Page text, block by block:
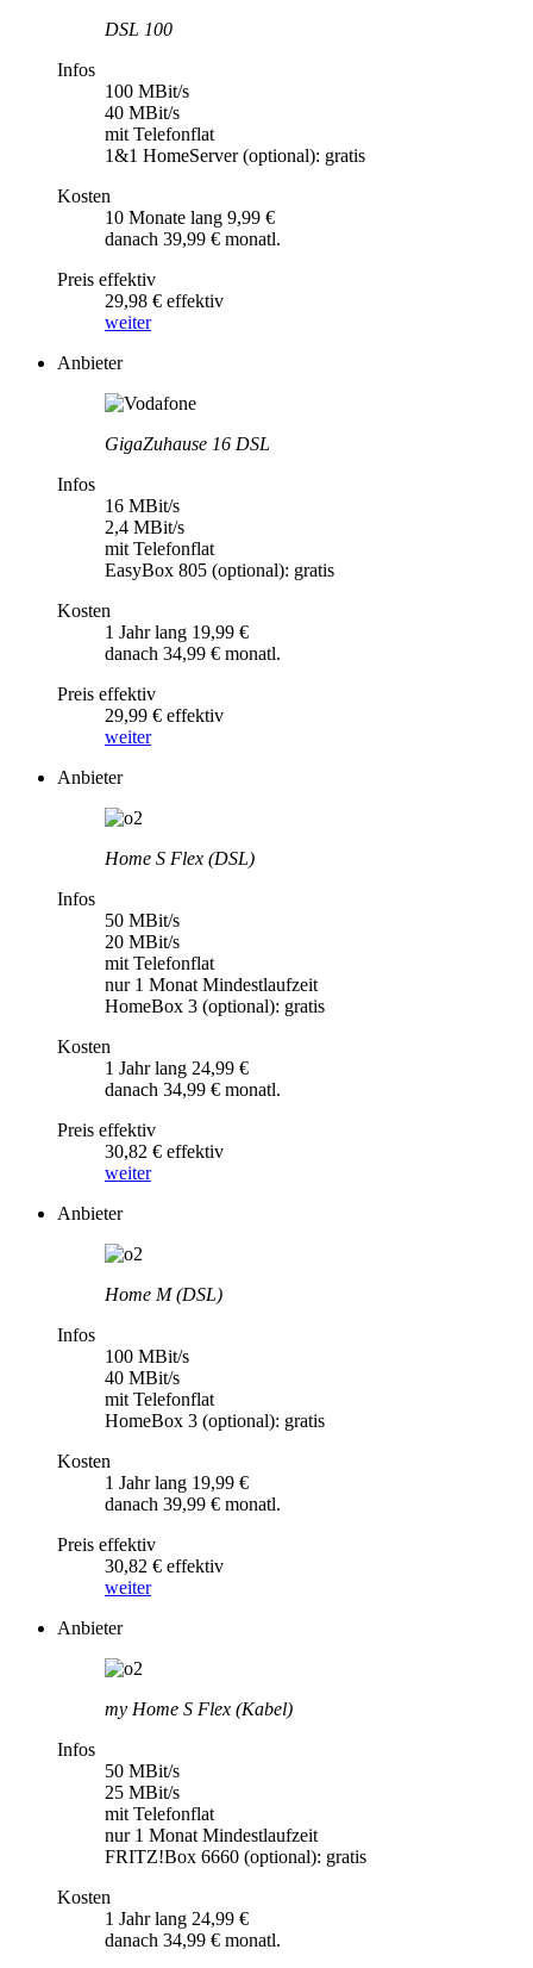
DSL 100
Infos
100 MBit/s
40 MBit/s
mit Telefonflat
1&1 HomeServer (optional): gratis
Kosten
10 Monate lang 9,99 €
danach 39,99 € monatl.
Preis effektiv
29,98 € effektiv
weiter
Anbieter
GigaZuhause 16 DSL
Infos
16 MBit/s
2,4 MBit/s
mit Telefonflat
EasyBox 805 (optional): gratis
Kosten
1 Jahr lang 19,99 €
danach 34,99 € monatl.
Preis effektiv
29,99 € effektiv
weiter
Anbieter
Home S Flex (DSL)
Infos
50 MBit/s
20 MBit/s
mit Telefonflat
nur 1 Monat Mindestlaufzeit
HomeBox 3 (optional): gratis
Kosten
1 Jahr lang 24,99 €
danach 34,99 € monatl.
Preis effektiv
30,82 € effektiv
weiter
Anbieter
Home M (DSL)
Infos
100 MBit/s
40 MBit/s
mit Telefonflat
HomeBox 3 (optional): gratis
Kosten
1 Jahr lang 19,99 €
danach 39,99 € monatl.
Preis effektiv
30,82 € effektiv
weiter
Anbieter
my Home S Flex (Kabel)
Infos
50 MBit/s
25 MBit/s
mit Telefonflat
nur 1 Monat Mindestlaufzeit
FRITZ!Box 6660 (optional): gratis
Kosten
1 Jahr lang 24,99 €
danach 34,99 € monatl.